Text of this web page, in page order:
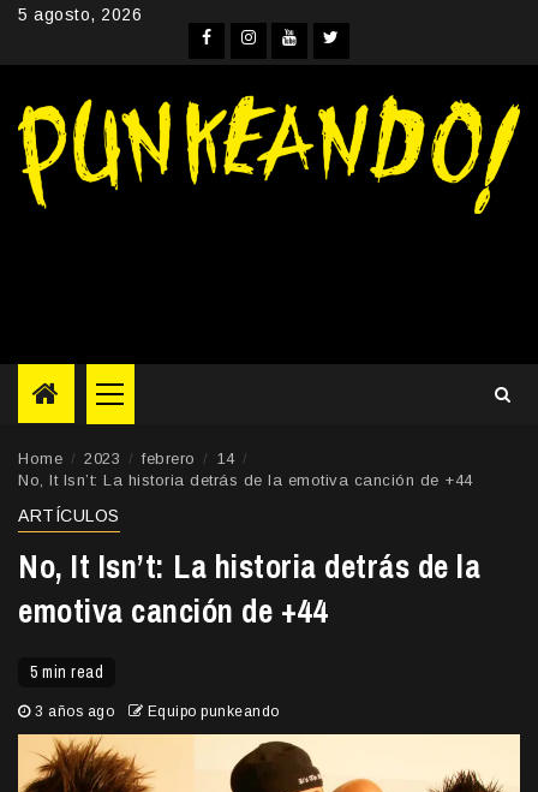
Skip5 agosto, 2026
Facebook
Instagram
YouTube
Twitter
Primary
Menu
Home 2023 febrero
14
No, It Isn’t: La historia detrás de la emotiva canción de +44
ARTÍCULOS
No, It Isn’t: La historia detrás de la
emotiva canción de +44
5 min read
3 años ago Equipo punkeando